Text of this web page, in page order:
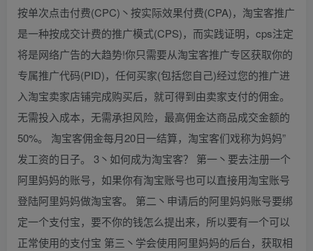
按单次点击付费(CPC)丶按实际效果付费(CPA)，淘宝客推广
是一种按成交计费的推广模式(CPS)，而实践证明，cps注定
将是网络广告的大趋势!你只需要从淘宝客推广专区获取你的
专属推广代码(PID)，任何买家(包括您自己)经过您的推广进
入淘宝卖家店铺完成购买后，就可得到由卖家支付的佣金。
无需投入成本，无需承担风险，最高佣金达商品成交金额的
50%。 淘宝客佣金每月20日一结算，淘宝客们戏称为妈妈”
发工资的日子。 3丶如何成为淘宝客？ 第一丶要去注册一个
阿里妈妈的账号，如果你有淘宝账号也可以直接用淘宝账号
登陆阿里妈妈做淘宝客。 第二丶申请后的阿里妈妈账号要绑
定一个支付宝，要不你的钱怎么提出来，所以要有一个可以
正常使用的支付宝 第三丶学会使用阿里妈妈的后台，获取相